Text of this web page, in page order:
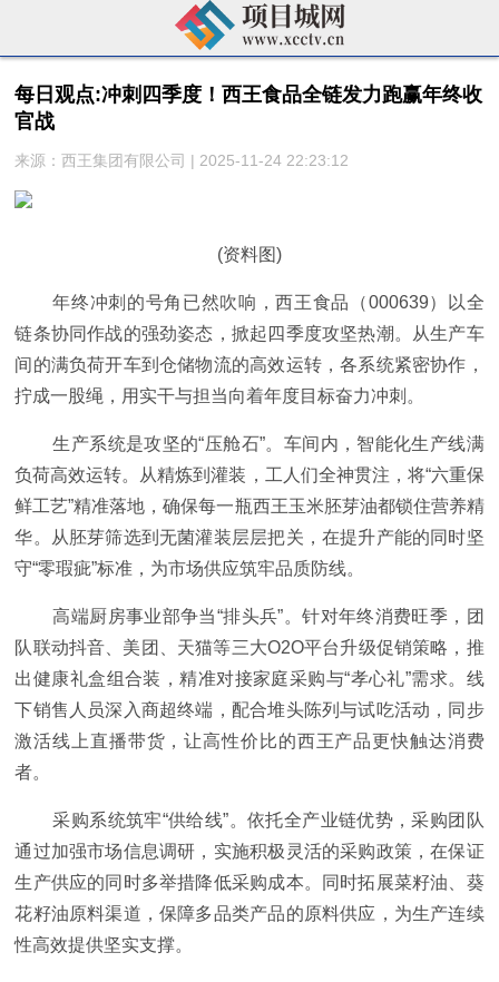
每日观点:冲刺四季度！西王食品全链发力跑赢年终收
官战
来源：西王集团有限公司 | 2025-11-24 22:23:12
(资料图)
年终冲刺的号角已然吹响，西王食品（000639）以全
链条协同作战的强劲姿态，掀起四季度攻坚热潮。从生产车
间的满负荷开车到仓储物流的高效运转，各系统紧密协作，
拧成一股绳，用实干与担当向着年度目标奋力冲刺。
生产系统是攻坚的“压舱石”。车间内，智能化生产线满
负荷高效运转。从精炼到灌装，工人们全神贯注，将“六重保
鲜工艺”精准落地，确保每一瓶西王玉米胚芽油都锁住营养精
华。从胚芽筛选到无菌灌装层层把关，在提升产能的同时坚
守“零瑕疵”标准，为市场供应筑牢品质防线。
高端厨房事业部争当“排头兵”。针对年终消费旺季，团
队联动抖音、美团、天猫等三大O2O平台升级促销策略，推
出健康礼盒组合装，精准对接家庭采购与“孝心礼”需求。线
下销售人员深入商超终端，配合堆头陈列与试吃活动，同步
激活线上直播带货，让高性价比的西王产品更快触达消费
者。
采购系统筑牢“供给线”。依托全产业链优势，采购团队
通过加强市场信息调研，实施积极灵活的采购政策，在保证
生产供应的同时多举措降低采购成本。同时拓展菜籽油、葵
花籽油原料渠道，保障多品类产品的原料供应，为生产连续
性高效提供坚实支撑。